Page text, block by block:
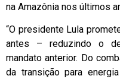
na Amazônia nos últimos
“O presidente Lula
antes – reduzindo o
mandato anterior. Do
da transição para